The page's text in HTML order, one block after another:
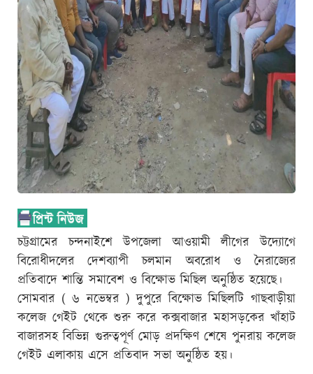
চট্টগ্রামের চন্দনাইশে উপজেলা আওয়ামী লীগের উদ্যোগে
বিরোধীদলের দেশব্যাপী চলমান অবরোধ ও নৈরাজ্যের
প্রতিবাদে শান্তি সমাবেশ ও বিক্ষোভ মিছিল অনুষ্ঠিত হয়েছে।
সোমবার ( ৬ নভেম্বর ) দুপুরে বিক্ষোভ মিছিলটি গাছবাড়ীয়া
কলেজ গেইট থেকে শুরু করে কক্সবাজার মহাসড়কের খাঁহাট
বাজারসহ বিভিন্ন গুরুত্বপূর্ণ মোড় প্রদক্ষিণ শেষে পুনরায় কলেজ
গেইট এলাকায় এসে প্রতিবাদ সভা অনুষ্ঠিত হয়।